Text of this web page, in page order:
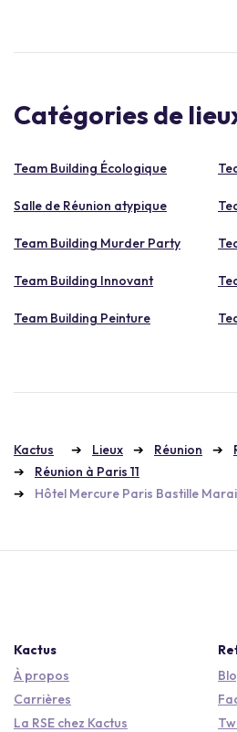
Catégories de
Team Building Écologique
Salle de Réunion atypique
Team Building Murder Party
Team Building Innovant
Team Building Peinture
Kactus Lieux Réunion
Réunion à Paris 11
Hôtel Mercure Paris Bastille
Kactus
À propos
Carrières
La RSE chez Kactus